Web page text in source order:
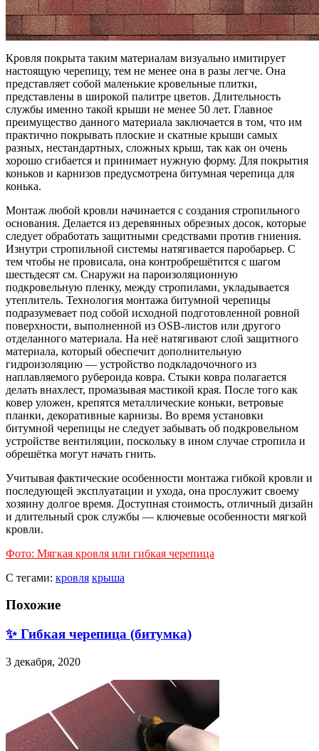
Кровля покрыта таким материалам визуально имитирует
настоящую черепицу, тем не менее она в разы легче. Она
представляет собой маленькие кровельные плитки,
представлены в широкой палитре цветов. Длительность
службы именно такой крыши не менее 50 лет. Главное
преимущество данного материала заключается в том, что им
практично покрывать плоские и скатные крыши самых
разных, нестандартных, сложных крыш, так как он очень
хорошо сгибается и принимает нужную форму. Для покрытия
коньков и карнизов предусмотрена битумная черепица для
конька.
Монтаж любой кровли начинается с создания стропильного
основания. Делается из деревянных обрезных досок, которые
следует обработать защитными средствами против гниения.
Изнутри стропильной системы натягивается паробарьер. С
тем чтобы не провисала, она контробрешётится с шагом
шестьдесят см. Снаружи на пароизоляционную
подкровельную пленку, между стропилами, укладывается
утеплитель. Технология монтажа битумной черепицы
подразумевает под собой исходной подготовленной ровной
поверхности, выполненной из OSB-листов или другого
отделанного материала. На неё натягивают слой защитного
материала, который обеспечит дополнительную
гидроизоляцию — устройство подкладочочного из
наплавляемого рубероида ковра. Стыки ковра полагается
делать внахлест, промазывая мастикой края. После того как
ковер уложен, крепятся металлические коньки, ветровые
планки, декоративные карнизы. Во время установки
битумной черепицы не следует забывать об подкровельном
устройстве вентиляции, поскольку в ином случае стропила и
обрешётка могут начать гнить.
Учитывая фактические особенности монтажа гибкой кровли и
последующей эксплуатации и ухода, она прослужит своему
хозяину долгое время. Доступная стоимость, отличный дизайн
и длительный срок службы — ключевые особенности мягкой
кровли.
Фото: Мягкая кровля или гибкая черепица
С тегами: кровля крыша
Похожие
✨ Гибкая черепица (битумка)
3 декабря, 2020